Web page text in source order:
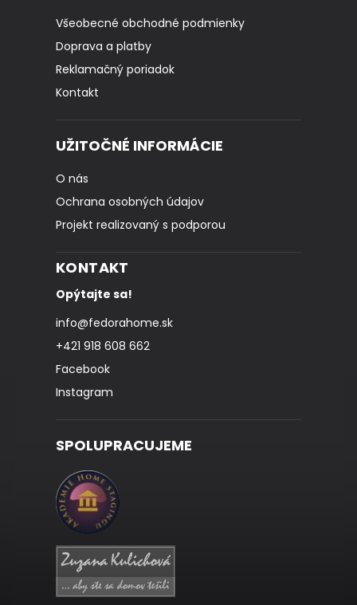
Všeobecné obchodné podmienky
Doprava a platby
Reklamačný poriadok
Kontakt
UŽITOČNÉ INFORMÁCIE
O nás
Ochrana osobných údajov
Projekt realizovaný s podporou
KONTAKT
Opýtajte sa!
info@fedorahome.sk
+421 918 608 662
Facebook
Instagram
SPOLUPRACUJEME